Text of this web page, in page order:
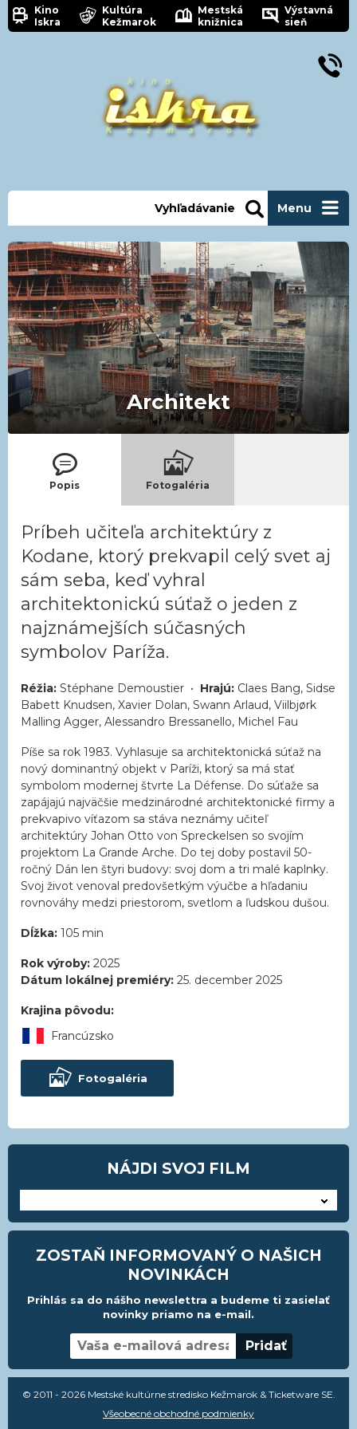
Kino
Iskra
Kultúra
Kežmarok
Mestská
knižnica
Výstavná
sieň
Menu
Vyhľadávanie
Architekt
Popis Fotogaléria
Príbeh učiteľa architektúry z
Kodane, ktorý prekvapil celý svet aj
sám seba, keď vyhral
architektonickú súťaž o jeden z
najznámejších súčasných
symbolov Paríža.
Réžia: Stéphane Demoustier • Hrajú: Claes Bang, Sidse
Babett Knudsen, Xavier Dolan, Swann Arlaud, Viilbjørk
Malling Agger, Alessandro Bressanello, Michel Fau
Píše sa rok 1983. Vyhlasuje sa architektonická súťaž na
nový dominantný objekt v Paríži, ktorý sa má stať
symbolom modernej štvrte La Défense. Do súťaže sa
zapájajú najväčšie medzinárodné architektonické firmy a
prekvapivo víťazom sa stáva neznámy učiteľ
architektúry Johan Otto von Spreckelsen so svojím
projektom La Grande Arche. Do tej doby postavil 50-
ročný Dán len štyri budovy: svoj dom a tri malé kaplnky.
Svoj život venoval predovšetkým výučbe a hľadaniu
rovnováhy medzi priestorom, svetlom a ľudskou dušou.
Dĺžka: 105 min
Rok výroby: 2025
Dátum lokálnej premiéry: 25. december 2025
Krajina pôvodu:
Francúzsko
Fotogaléria
NÁJDI SVOJ FILM
ZOSTAŇ INFORMOVANÝ O NAŠICH
NOVINKÁCH
Prihlás sa do nášho newslettra a budeme ti zasielať
novinky priamo na e-mail.
© 2011 - 2026 Mestské kultúrne stredisko Kežmarok & Ticketware SE.
Všeobecné obchodné podmienky